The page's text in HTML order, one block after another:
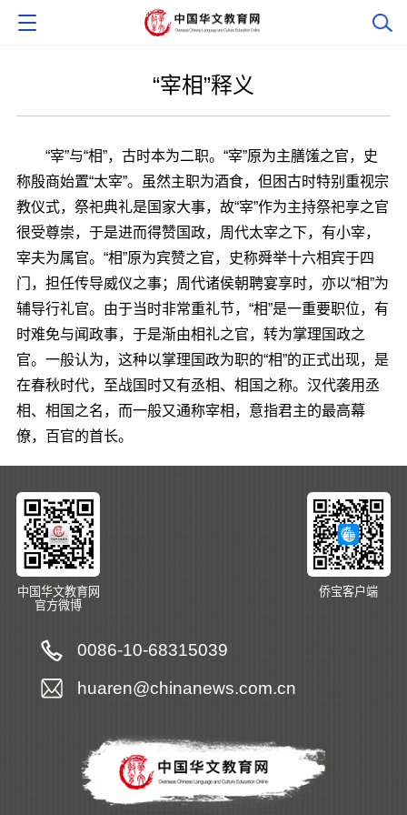
“宰相”释义
“宰”与“相”，古时本为二职。“宰”原为主膳馐之官，史
称殷商始置“太宰”。虽然主职为酒食，但困古时特别重视宗
教仪式，祭祀典礼是国家大事，故“宰”作为主持祭祀享之官
很受尊崇，于是进而得赞国政，周代太宰之下，有小宰，
宰夫为属官。“相”原为宾赞之官，史称舜举十六相宾于四
门，担任传导威仪之事；周代诸侯朝聘宴享时，亦以“相”为
辅导行礼官。由于当时非常重礼节，“相”是一重要职位，有
时难免与闻政事，于是渐由相礼之官，转为掌理国政之
官。一般认为，这种以掌理国政为职的“相”的正式出现，是
在春秋时代，至战国时又有丞相、相国之称。汉代袭用丞
相、相国之名，而一般又通称宰相，意指君主的最高幕
僚，百官的首长。
中国华文教育网
官方微博
侨宝客户端
0086-10-68315039
huaren@chinanews.com.cn